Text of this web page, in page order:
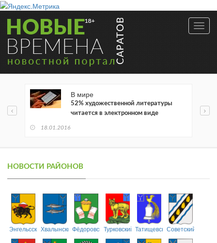
В мире
52% художественной литературы
читается в электронном виде
18.01.2016
НОВОСТИ РАЙОНОВ
ЭнгельсскийХвалынскийФёдоровскийТурковский ТатищевскийСоветский